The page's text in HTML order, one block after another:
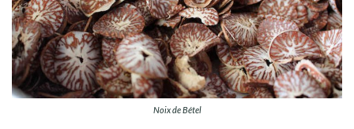
Noix de Bétel